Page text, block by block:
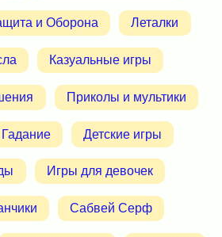
и Оборона Леталки
Казуальные игры
Приколы и мультики
Гадание Детские игры
Игры для девочек
Сабвей Серф